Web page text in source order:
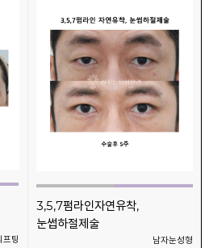
프팅
3,5,7펌라인자연유착,
눈썹하절제술
남자눈성형